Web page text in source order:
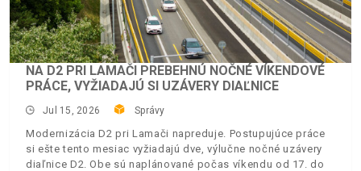
NA D2 PRI LAMAČI PREBEHNÚ NOČNÉ VÍKENDOVÉ
PRÁCE, VYŽIADAJÚ SI UZÁVERY DIAĽNICE
Jul 15, 2026 Správy
Modernizácia D2 pri Lamači napreduje. Postupujúce práce
si ešte tento mesiac vyžiadajú dve, výlučne nočné uzávery
diaľnice D2. Obe sú naplánované počas víkendu od 17. do